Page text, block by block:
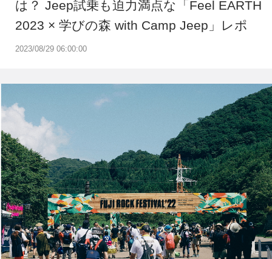
2023/08/29 06:00:00
は？ Jeep試乗も迫力満点な「Feel EARTH
2023 × 学びの森 with Camp Jeep」レポ